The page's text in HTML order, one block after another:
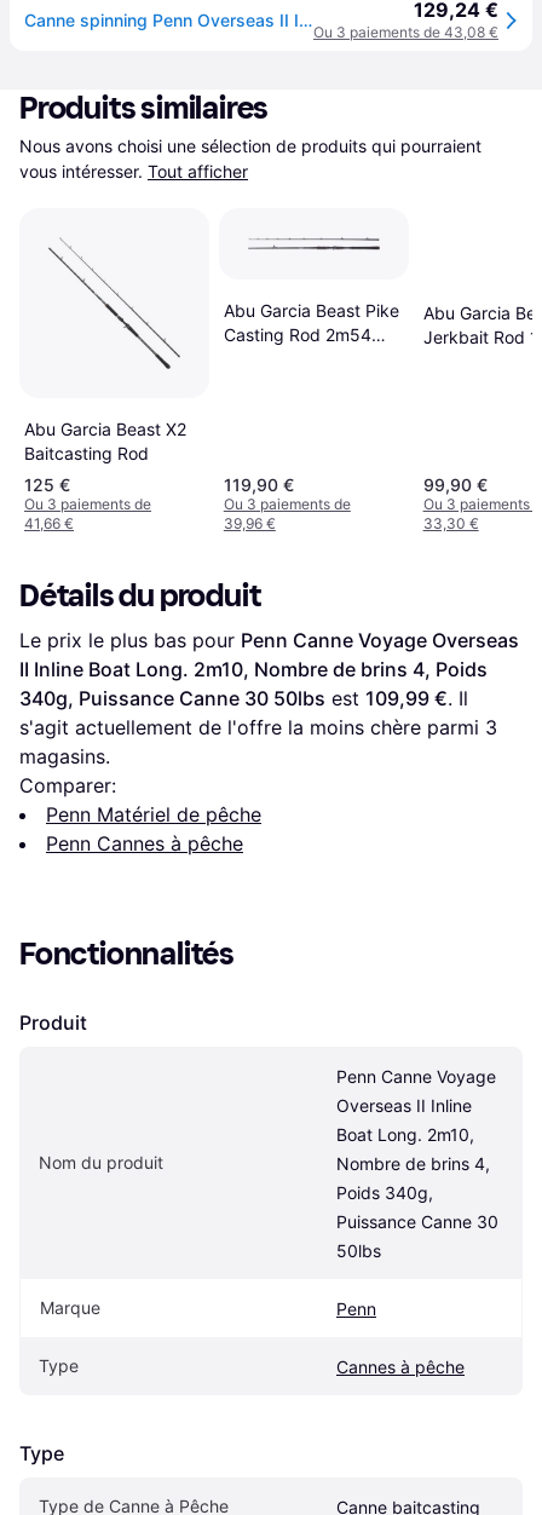
Canne spinning Penn Overseas II Inshore 30-50lb - Noir 129,24 €
Ou 3 paiements de 43,08 €
Produits similaires
Nous avons choisi une sélection de produits qui pourraient
vous intéresser. Tout afficher
Abu Garcia Beast X2
Baitcasting Rod
125 €
Ou 3 paiements de
41,66 €
Abu Garcia Beast Pike
Casting Rod 2m54
119,90 €
Ou 3 paiements de
39,96 €
Abu Garcia
Jerkbait Rod
99,90 €
Ou 3 paiements
33,30 €
Détails du produit
Le prix le plus bas pour Penn Canne Voyage Overseas
II Inline Boat Long. 2m10, Nombre de brins 4, Poids
340g, Puissance Canne 30 50lbs est 109,99 €. Il
s'agit actuellement de l'offre la moins chère parmi 3
magasins.
Comparer:
Penn Matériel de pêche
Penn Cannes à pêche
Fonctionnalités
Produit
Nom du produit
Penn Canne Voyage
Overseas II Inline
Boat Long. 2m10,
Nombre de brins 4,
Poids 340g,
Puissance Canne 30
50lbs
Marque Penn
Type Cannes à pêche
Type
Type de Canne à Pêche Canne baitcasting